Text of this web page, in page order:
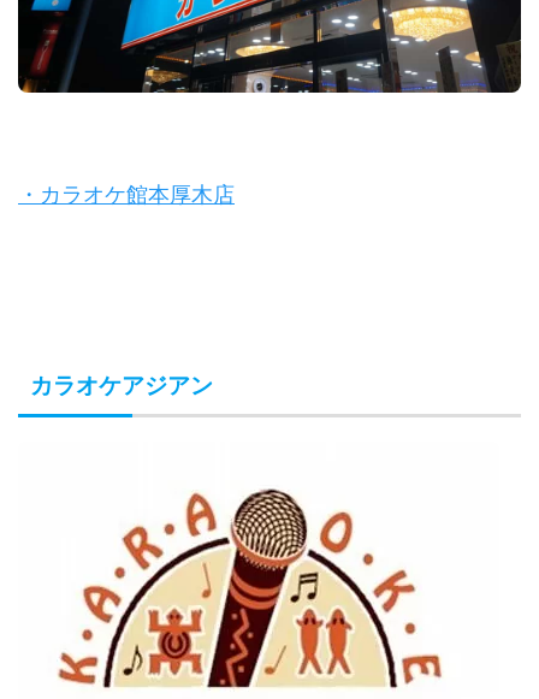
・カラオケ館本厚木店
カラオケアジアン